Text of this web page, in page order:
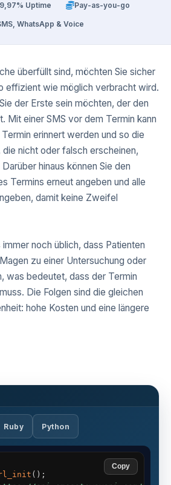
Uptime Pay-as-you-go
WhatsApp & Voice
überfüllt sind, möchten Sie sicher
effizient wie möglich verbracht wird.
der Erste sein möchten, der den
Mit einer SMS vor dem Termin kann
erinnert werden und so die
die nicht oder falsch erscheinen,
hinaus können Sie den
Termins erneut angeben und alle
damit keine Zweifel
noch üblich, dass Patienten
zu einer Untersuchung oder
was bedeutet, dass der Termin
Die Folgen sind die gleichen
hohe Kosten und eine längere
Ruby Python